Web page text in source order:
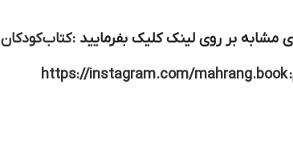
بر روی لینک کلیک بفرمایید :کتاب کودکان
https://instagram.com/mahrang.book